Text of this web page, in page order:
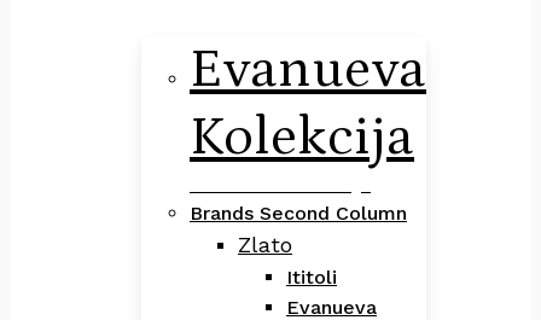
Evanueva
Kolekcija
Brands Second Column
Zlato
Ititoli
Evanueva